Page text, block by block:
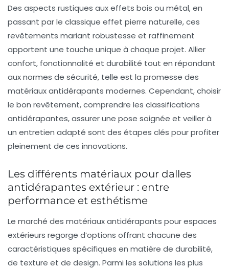
Des aspects rustiques aux effets bois ou métal, en
passant par le classique effet pierre naturelle, ces
revêtements mariant robustesse et raffinement
apportent une touche unique à chaque projet. Allier
confort, fonctionnalité et durabilité tout en répondant
aux normes de sécurité, telle est la promesse des
matériaux antidérapants modernes. Cependant, choisir
le bon revêtement, comprendre les classifications
antidérapantes, assurer une pose soignée et veiller à
un entretien adapté sont des étapes clés pour profiter
pleinement de ces innovations.
Les différents matériaux pour dalles
antidérapantes extérieur : entre
performance et esthétisme
Le marché des matériaux antidérapants pour espaces
extérieurs regorge d’options offrant chacune des
caractéristiques spécifiques en matière de durabilité,
de texture et de design. Parmi les solutions les plus